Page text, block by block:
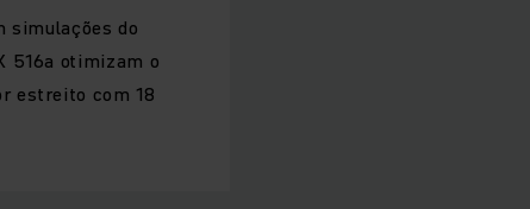
simulações do
516a otimizam o
estreito com 18